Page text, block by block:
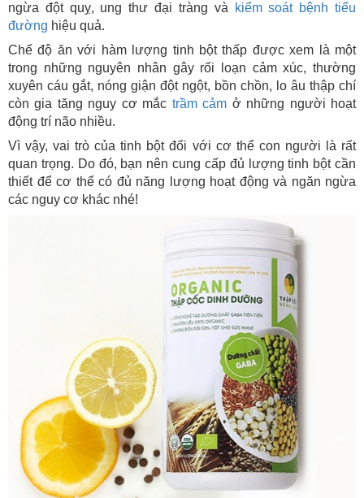
ngừa đột quỵ, ung thư đại tràng và
kiểm soát bệnh tiểu
đường hiệu quả.
Chế độ ăn với hàm lượng tinh bột thấp được xem là một
trong những nguyên nhân gây rối loạn cảm xúc, thường
xuyên cáu gắt, nóng giận đột ngột, bồn chồn, lo âu thập chí
còn gia tăng nguy cơ mắc trầm cảm ở những người hoạt
động trí não nhiều.
Vì vậy, vai trò của tinh bột đối với cơ thể con người là rất
quan trọng. Do đó, bạn nên cung cấp đủ lượng tinh bột cần
thiết để cơ thể có đủ năng lượng hoạt động và ngăn ngừa
các nguy cơ khác nhé!